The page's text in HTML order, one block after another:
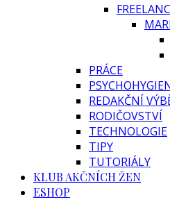
PRÁCE
REDAKČNÍ
RODIČOVSTVÍ
TECHNOLOGIE
TIPY
TUTORIÁLY
KLUB AKČNÍCH ŽEN
ESHOP